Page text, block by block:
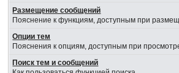
Размещение сообщений
Пояснение к функциям, доступным при
Опции тем
Пояснения к опциям, доступным при
Поиск тем и сообщений